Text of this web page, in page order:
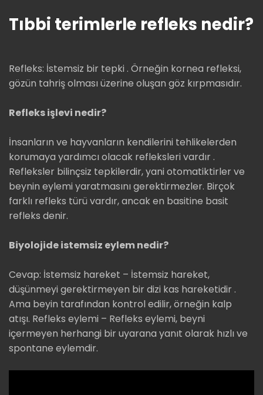
Tıbbi terimlerle refleks nedir?
Refleks: İstemsiz bir tepki . Örneğin kornea refleksi,
gözün tahriş olması üzerine oluşan göz kırpmasıdır.
Refleks işlevi nedir?
İnsanların ve hayvanların kendilerini tehlikelerden
korumaya yardımcı olacak refleksleri vardır .
Refleksler bilinçsiz tepkilerdir, yani otomatiktirler ve
beynin eylemi yaratmasını gerektirmezler. Birçok
farklı refleks türü vardır, ancak en basitine basit
refleks denir.
Biyolojide istemsiz eylem nedir?
Cevap: İstemsiz hareket – İstemsiz hareket,
düşünmeyi gerektirmeyen bir dizi kas hareketidir .
Ama beyin tarafından kontrol edilir, örneğin kalp
atışı. Refleks eylemi – Refleks eylemi, beyni
içermeyen herhangi bir uyarana yanıt olarak hızlı ve
spontane eylemdir.